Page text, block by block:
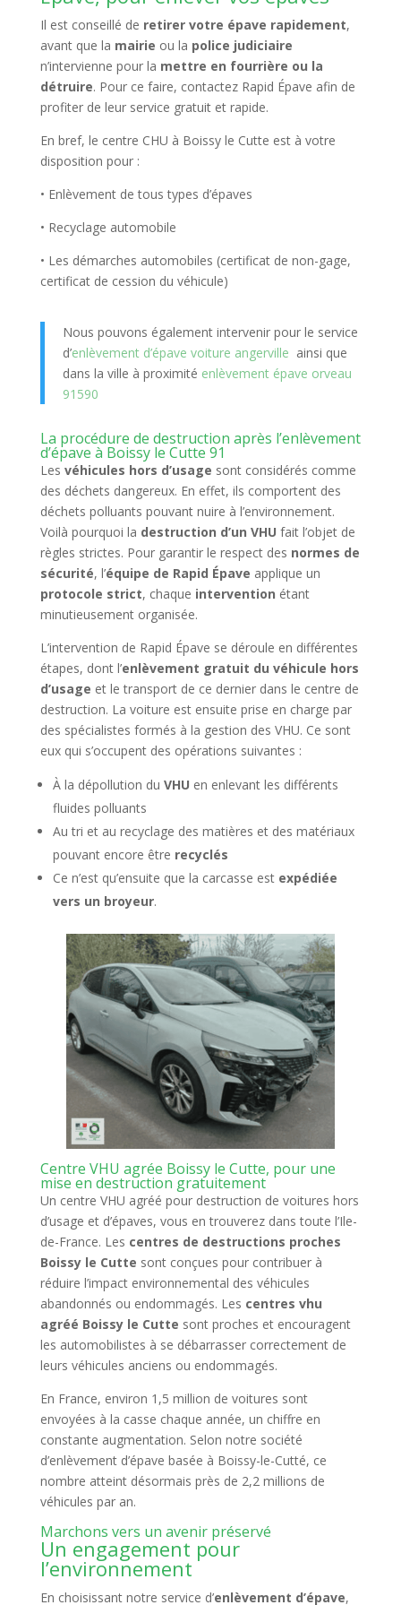
Il est conseillé de retirer votre épave rapidement,
avant que la mairie ou la police judiciaire
n’intervienne pour la mettre en fourrière ou la
détruire. Pour ce faire, contactez Rapid Épave afin de
profiter de leur service gratuit et rapide.
En bref, le centre CHU à Boissy le Cutte est à votre
disposition pour :
• Enlèvement de tous types d’épaves
• Recyclage automobile
• Les démarches automobiles (certificat de non-gage,
certificat de cession du véhicule)
Nous pouvons également intervenir pour le service
d’enlèvement d’épave voiture angerville ainsi que
dans la ville à proximité enlèvement épave orveau
91590
La procédure de destruction après l’enlèvement
d’épave à Boissy le Cutte 91
Les véhicules hors d’usage sont considérés comme
des déchets dangereux. En effet, ils comportent des
déchets polluants pouvant nuire à l’environnement.
Voilà pourquoi la destruction d’un VHU fait l’objet de
règles strictes. Pour garantir le respect des normes de
sécurité, l’équipe de Rapid Épave applique un
protocole strict, chaque intervention étant
minutieusement organisée.
L’intervention de Rapid Épave se déroule en différentes
étapes, dont l’enlèvement gratuit du véhicule hors
d’usage et le transport de ce dernier dans le centre de
destruction. La voiture est ensuite prise en charge par
des spécialistes formés à la gestion des VHU. Ce sont
eux qui s’occupent des opérations suivantes :
À la dépollution du VHU en enlevant les différents
fluides polluants
Au tri et au recyclage des matières et des matériaux
pouvant encore être recyclés
Ce n’est qu’ensuite que la carcasse est expédiée
vers un broyeur.
Centre VHU agrée Boissy le Cutte, pour une
mise en destruction gratuitement
Un centre VHU agréé pour destruction de voitures hors
d’usage et d’épaves, vous en trouverez dans toute l’Ile-
de-France. Les centres de destructions proches
Boissy le Cutte sont conçues pour contribuer à
réduire l’impact environnemental des véhicules
abandonnés ou endommagés. Les centres vhu
agréé Boissy le Cutte sont proches et encouragent
les automobilistes à se débarrasser correctement de
leurs véhicules anciens ou endommagés.
En France, environ 1,5 million de voitures sont
envoyées à la casse chaque année, un chiffre en
constante augmentation. Selon notre société
d’enlèvement d’épave basée à Boissy-le-Cutté, ce
nombre atteint désormais près de 2,2 millions de
véhicules par an.
Marchons vers un avenir préservé
Un engagement pour
l’environnement
En choisissant notre service d’enlèvement d’épave,